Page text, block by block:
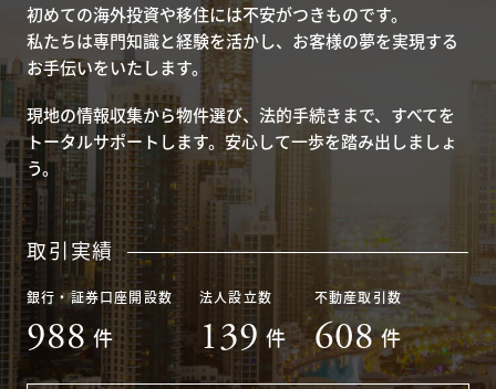
初めての海外投資や移住には不安がつきものです。
私たちは専門知識と経験を活かし、お客様の夢を実現する
お手伝いをいたします。
現地の情報収集から物件選び、法的手続きまで、すべてを
トータルサポートします。安心して一歩を踏み出しましょ
う。
取引実績
銀行・証券口座開設数
988 件
法人設立数
139 件
不動産取引数
608 件